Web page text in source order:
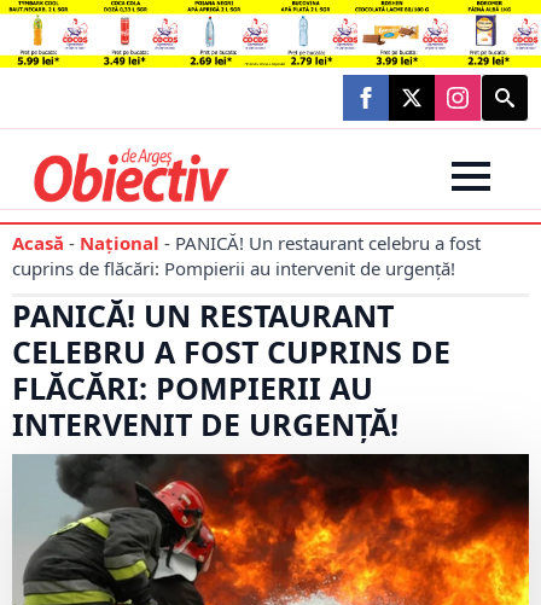
Search
for:
Acasă - Național - PANICĂ! Un restaurant celebru a fost
cuprins de flăcări: Pompierii au intervenit de urgență!
PANICĂ! UN RESTAURANT
CELEBRU A FOST CUPRINS DE
FLĂCĂRI: POMPIERII AU
INTERVENIT DE URGENȚĂ!